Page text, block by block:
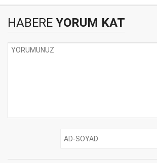
HABERE YORUM KAT